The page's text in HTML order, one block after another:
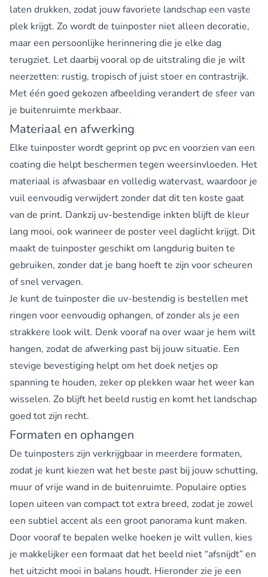
laten drukken, zodat jouw favoriete landschap een vaste
plek krijgt. Zo wordt de tuinposter niet alleen decoratie,
maar een persoonlijke herinnering die je elke dag
terugziet. Let daarbij vooral op de uitstraling die je wilt
neerzetten: rustig, tropisch of juist stoer en contrastrijk.
Met één goed gekozen afbeelding verandert de sfeer van
je buitenruimte merkbaar.
Materiaal en afwerking
Elke tuinposter wordt geprint op pvc en voorzien van een
coating die helpt beschermen tegen weersinvloeden. Het
materiaal is afwasbaar en volledig watervast, waardoor je
vuil eenvoudig verwijdert zonder dat dit ten koste gaat
van de print. Dankzij uv-bestendige inkten blijft de kleur
lang mooi, ook wanneer de poster veel daglicht krijgt. Dit
maakt de tuinposter geschikt om langdurig buiten te
gebruiken, zonder dat je bang hoeft te zijn voor scheuren
of snel vervagen.
Je kunt de tuinposter die uv-bestendig is bestellen met
ringen voor eenvoudig ophangen, of zonder als je een
strakkere look wilt. Denk vooraf na over waar je hem wilt
hangen, zodat de afwerking past bij jouw situatie. Een
stevige bevestiging helpt om het doek netjes op
spanning te houden, zeker op plekken waar het weer kan
wisselen. Zo blijft het beeld rustig en komt het landschap
goed tot zijn recht.
Formaten en ophangen
De tuinposters zijn verkrijgbaar in meerdere formaten,
zodat je kunt kiezen wat het beste past bij jouw schutting,
muur of vrije wand in de buitenruimte. Populaire opties
lopen uiteen van compact tot extra breed, zodat je zowel
een subtiel accent als een groot panorama kunt maken.
Door vooraf te bepalen welke hoeken je wilt vullen, kies
je makkelijker een formaat dat het beeld niet “afsnijdt” en
het uitzicht mooi in balans houdt. Hieronder zie je een